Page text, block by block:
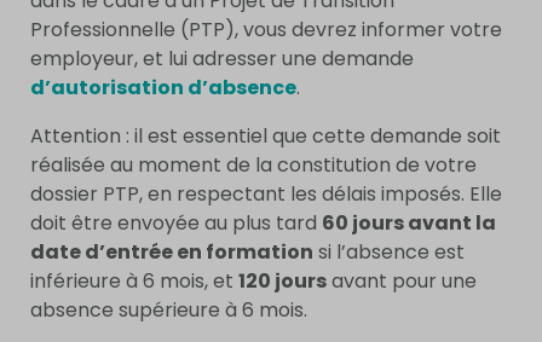
Professionnelle (PTP), vous devrez informer votre
employeur, et lui adresser une demande
d’autorisation d’absence.
Attention : il est essentiel que cette demande soit
réalisée au moment de la constitution de votre
dossier PTP, en respectant les délais imposés. Elle
doit être envoyée au plus tard 60 jours avant la
date d’entrée en formation si l’absence est
inférieure à 6 mois, et 120 joursavant pour une
absence supérieure à 6 mois.